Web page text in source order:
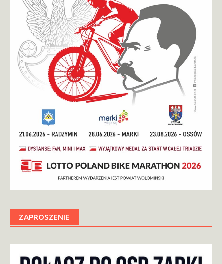
ZAPROSZENIE